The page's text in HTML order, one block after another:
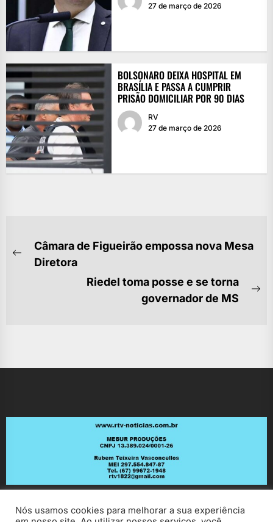
27 de março de 2026
BOLSONARO DEIXA HOSPITAL EM
BRASÍLIA E PASSA A CUMPRIR
PRISÃO DOMICILIAR POR 90 DIAS
RV
27 de março de 2026
NAVEGAÇÃO
DEPrevious
Câmara de Figueirão empossa nova Mesa
Diretora
Riedel toma posse e se torna
governador de MS
Nós usamos cookies para melhorar a sua experiência